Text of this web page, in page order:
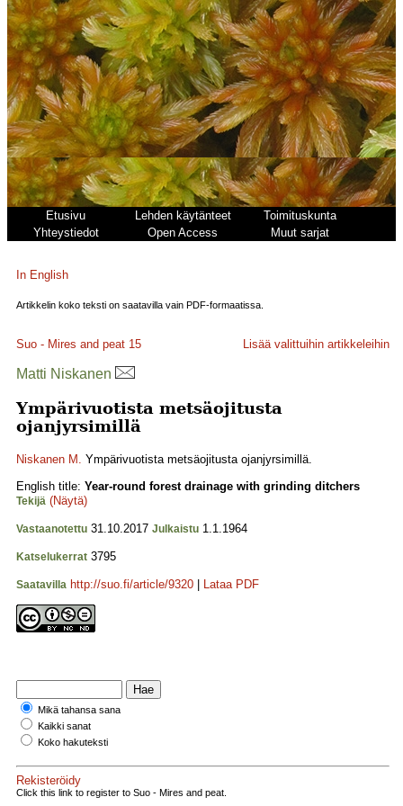
Etusivu Lehden käytänteet
Toimituskunta
Yhteystiedot
Open Access Muut sarjat
In English
Artikkelin koko teksti on saatavilla vain PDF-formaatissa.
Suo - Mires and peat 15 Lisää valittuihin artikkeleihin
Matti Niskanen
Ympärivuotista metsäojitusta
ojanjyrsimillä
Niskanen M. Ympärivuotista metsäojitusta ojanjyrsimillä.
English title: Year-round forest drainage with grinding ditchers
Tekijä (Näytä)
Vastaanotettu 31.10.2017 Julkaistu 1.1.1964
Katselukerrat 3795
Saatavilla http://suo.fi/article/9320 Lataa PDF
Mikä tahansa sana
Kaikki sanat
Koko hakuteksti
Rekisteröidy
Click this link to register to Suo - Mires and peat.